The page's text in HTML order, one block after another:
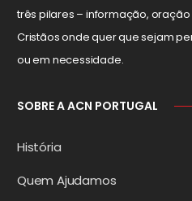
três pilares – informação,
Cristãos onde quer que sejam
ou em necessidade.
SOBRE A ACN PORTUGAL
História
Quem Ajudamos